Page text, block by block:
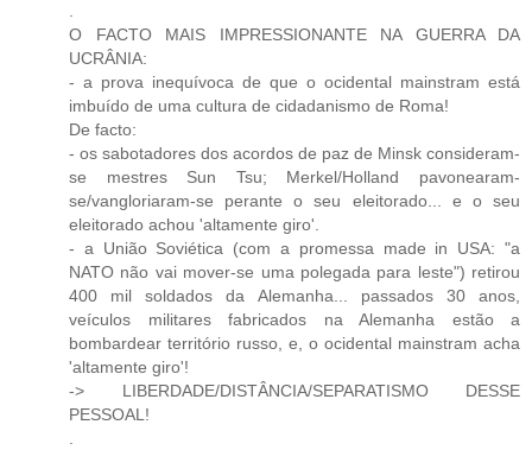
.
O FACTO MAIS IMPRESSIONANTE NA GUERRA DA
UCRÂNIA:
- a prova inequívoca de que o ocidental mainstram está
imbuído de uma cultura de cidadanismo de Roma!
De facto:
- os sabotadores dos acordos de paz de Minsk consideram-
se mestres Sun Tsu; Merkel/Holland pavonearam-
se/vangloriaram-se perante o seu eleitorado... e o seu
eleitorado achou 'altamente giro'.
- a União Soviética (com a promessa made in USA: "a
NATO não vai mover-se uma polegada para leste") retirou
400 mil soldados da Alemanha... passados 30 anos,
veículos militares fabricados na Alemanha estão a
bombardear território russo, e, o ocidental mainstram acha
'altamente giro'!
-> LIBERDADE/DISTÂNCIA/SEPARATISMO DESSE
PESSOAL!
.